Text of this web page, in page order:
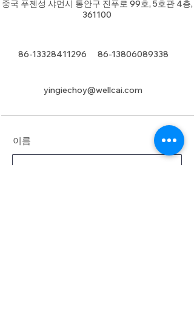
중국 푸젠성 샤먼시 통안구 진푸로 99호, 5호관 4층,
361100
86-13328411296 86-13806089338
yingiechoy@wellcai.com
이름